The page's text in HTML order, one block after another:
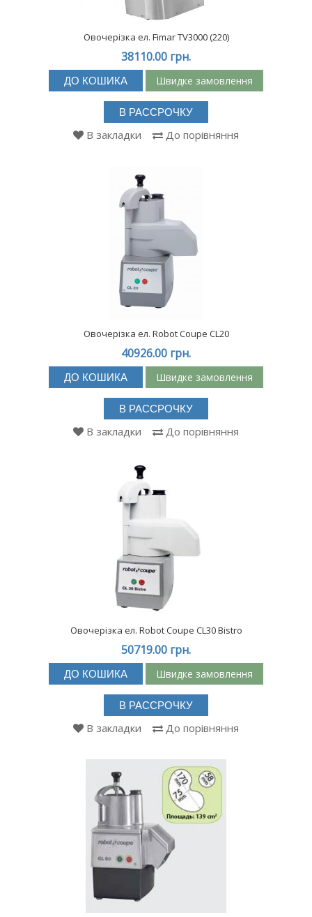
Овочерізка ел. Fimar TV3000 (220)
38110.00 грн.
ДО КОШИКА Швидке замовлення
В РАССРОЧКУ
В закладки До порівняння
Овочерізка ел. Robot Coupe CL20
40926.00 грн.
ДО КОШИКА Швидке замовлення
В РАССРОЧКУ
В закладки До порівняння
Овочерізка ел. Robot Coupe CL30 Bistro
50719.00 грн.
ДО КОШИКА Швидке замовлення
В РАССРОЧКУ
В закладки До порівняння